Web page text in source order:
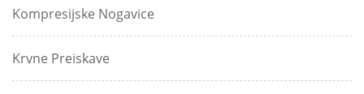
Kompresijske Nogavice
Krvne Preiskave